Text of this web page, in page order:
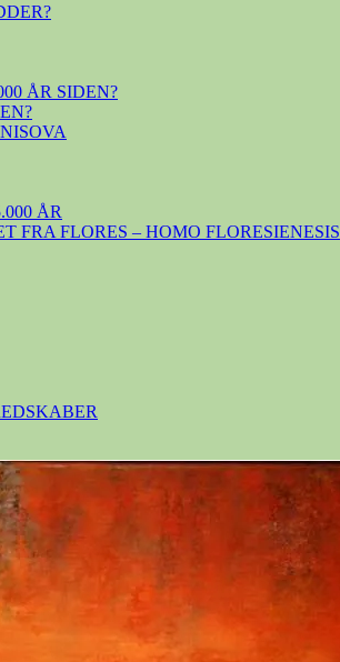
ÅR SIDEN?
ÅR
FLORES – HOMO FLORESIENESIS